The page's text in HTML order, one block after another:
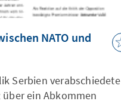
NATO und
Serbien verabschiedete
über ein Abkommen